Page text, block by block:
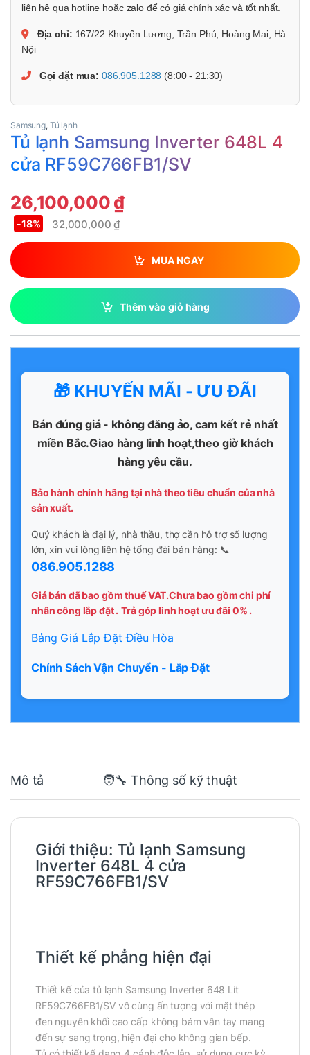
liên hệ qua hotline hoặc zalo để có giá chính xác và tốt nhất.
Địa chỉ: 167/22 Khuyến Lương, Trần Phú, Hoàng Mai, Hà
Nội
Gọi đặt mua: 086.905.1288 (8:00 - 21:30)
Samsung, Tủ lạnh
Tủ lạnh Samsung Inverter 648L 4
cửa RF59C766FB1/SV
26,100,000 ₫
32,000,000₫
-18%
MUA NGAY
Thêm vào giỏ hàng
🎁 KHUYẾN MÃI - ƯU ĐÃI
Bán đúng giá - không đăng ảo, cam kết rẻ nhất
miền Bắc.Giao hàng linh hoạt,theo giờ khách
hàng yêu cầu.
Bảo hành chính hãng tại nhà theo tiêu chuẩn của nhà
sản xuất.
Quý khách là đại lý, nhà thầu, thợ cần hỗ trợ số lượng
lớn, xin vui lòng liên hệ tổng đài bán hàng: 📞
086.905.1288
Giá bán đã bao gồm thuế VAT.Chưa bao gồm chi phí
nhân công lắp đặt . Trả góp linh hoạt ưu đãi 0% .
Bảng Giá Lắp Đặt Điều Hòa
Chính Sách Vận Chuyển - Lắp Đặt
Mô tả 🧑‍🔧 Thông số kỹ thuật
Giới thiệu: Tủ lạnh Samsung
Inverter 648L 4 cửa
RF59C766FB1/SV
Thiết kế phẳng hiện đại
Thiết kế của tủ lạnh Samsung Inverter 648 Lít
RF59C766FB1/SV vô cùng ấn tượng với mặt thép
đen nguyên khối cao cấp không bám vân tay mang
đến sự sang trọng, hiện đại cho không gian bếp.